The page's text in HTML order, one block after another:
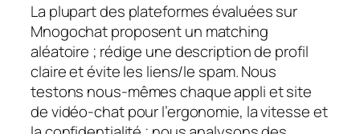
La plupart des plateformes évaluées sur
Mnogochat proposent un matching
aléatoire ; rédige une description de profil
claire et évite les liens/le spam. Nous
testons nous‑mêmes chaque appli et site
de vidéo‑chat pour l’ergonomie, la vitesse et